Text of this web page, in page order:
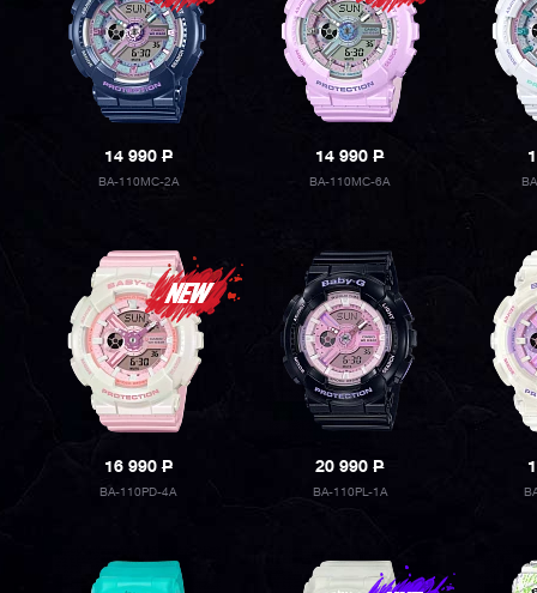
14 990P
BA-110MC-2A
14 990P
BA-110MC-6A
16 990P
BA-110PD-4A
20 990P
BA-110PL-1A